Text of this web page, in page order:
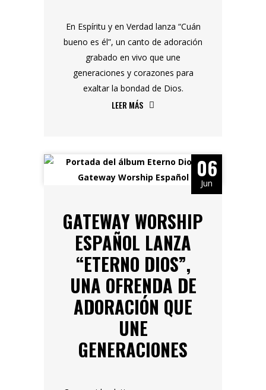
En Espíritu y en Verdad lanza “Cuán
bueno es él”, un canto de adoración
grabado en vivo que une
generaciones y corazones para
exaltar la bondad de Dios.
LEER MÁS
06
Jun
GATEWAY WORSHIP
ESPAÑOL LANZA
“ETERNO DIOS”,
UNA OFRENDA DE
ADORACIÓN QUE
UNE
GENERACIONES